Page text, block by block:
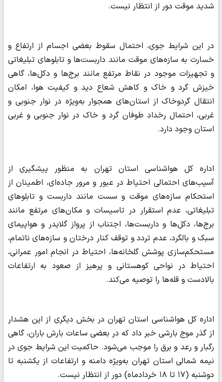
شدید موقت دور از انتظار نیست.
در این شرایط جوی، احتمال سقوط بعضی اجسام از ارتفاع و
خسارت به سازه‌های موقت مانند داربست‌ها و تابلوهای تبلیغاتی
و تجهیزات موجود در نقاط مرتفع مانند برج‌ها و دکل‌ها، گاهی
خیزش گرد و خاک و کاهش شعاع دید و کیفیت هوا، امکان
انتقال گردوخاک از استان‌های همجوار به‌ویژه در نوار جنوبی و
غربی، احتمال رخداد طوفان گرد و خاک در نوار جنوبی و غربی
استان وجود دارد.
اداره کل هواشناسی استان تهران به منظور پیشگیری از
آسیب‌های احتمالی احتیاط در عبور و مرور جاده‌ای، اطمینان از
استحکام سازه‌های موقت و سست مانند داربست و تابلوهای
تبلیغاتی، عدم استقرار در تاسیسات و مکان‌های مرتفع مانند
برج‌ها، دکل‌ها و داربست‌ها، اجتناب از پرواز گلایدر و هواپیمای
سبک و بالگرد، عدم تردد و توقف کنار درختان و سازه‌های ناتمام،
مستحکم‌سازی پوشش گلخانه‌ها، احتیاط در انجام امور عمرانی،
احتیاط در نواحی کوهستانی و پرهیز از صعود به ارتفاعات
بالادست و قله‌ها را توصیه می‌کند.
اداره کل هواشناسی استان تهران در بخش دیگری از این هشدار
از گذر موج بارشی خبر داد که در بعضی ساعات بارش باران، گاهی
رگبار و رعد و برق را موجب می‌شود. حاکمیت این شرایط جوی در
نیمه شمالی استان تهران به‌ویژه دامنه و ارتفاعات از یکشنبه تا
دوشنبه (۱۷ تا ۱۸ خردادماه) دور از انتظار نیست.